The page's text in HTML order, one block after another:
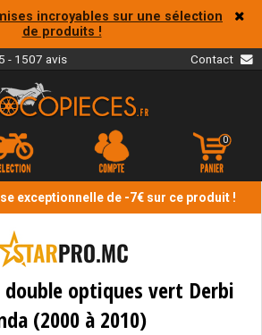
incroyables sur une sélection
de produits !
- 1507 avis Contact
0
exceptionnelle de -7€ sur ce produit !
double optiques vert Derbi
(2000 à 2010)